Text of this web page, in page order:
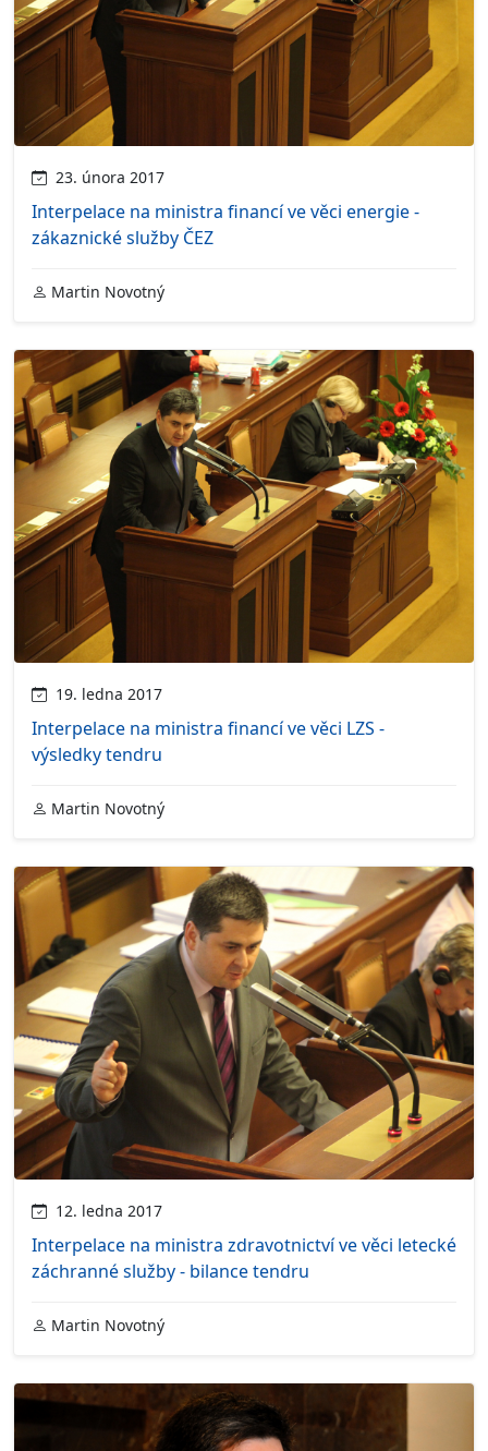
23. února 2017
Interpelace na ministra financí ve věci energie -
zákaznické služby ČEZ
Martin Novotný
19. ledna 2017
Interpelace na ministra financí ve věci LZS -
výsledky tendru
Martin Novotný
12. ledna 2017
Interpelace na ministra zdravotnictví ve věci letecké
záchranné služby - bilance tendru
Martin Novotný